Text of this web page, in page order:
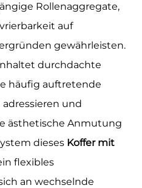
Rollenaggregate,
auf
gewährleisten.
durchdachte
häufig auftretende
und
ästhetische Anmutung
dieses Koffer mit
flexibles
an wechselnde